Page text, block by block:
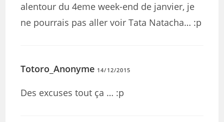
alentour du 4eme week-end de janvier, je
ne pourrais pas aller voir Tata Natacha… :p
Totoro_Anonyme 14/12/2015
Des excuses tout ça … :p